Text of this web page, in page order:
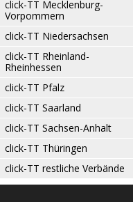
click-TT Mecklenburg-
Vorpommern
click-TT Niedersachsen
click-TT Rheinland-
Rheinhessen
click-TT Pfalz
click-TT Saarland
click-TT Sachsen-Anhalt
click-TT Thüringen
click-TT restliche Verbände